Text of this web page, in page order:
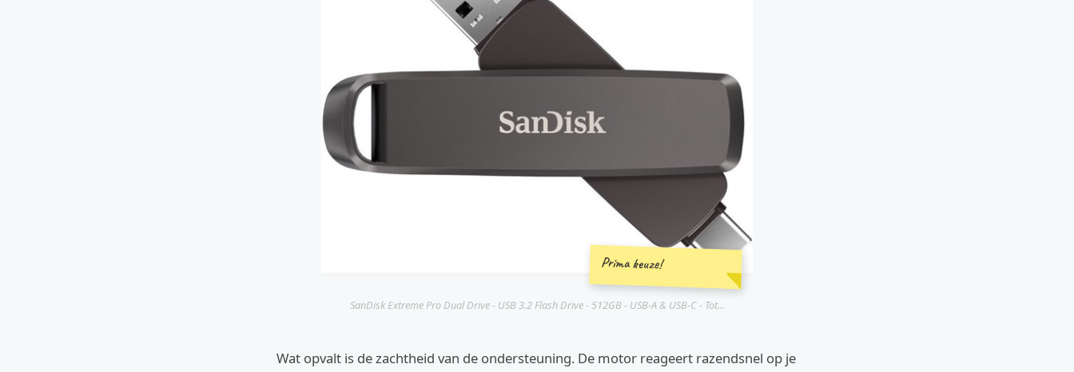
Prima keuze!
SanDisk Extreme Pro Dual Drive - USB 3.2 Flash Drive - 512GB - USB‑A & USB‑C - Tot...
Wat opvalt is de zachtheid van de ondersteuning. De motor reageert razendsnel op je